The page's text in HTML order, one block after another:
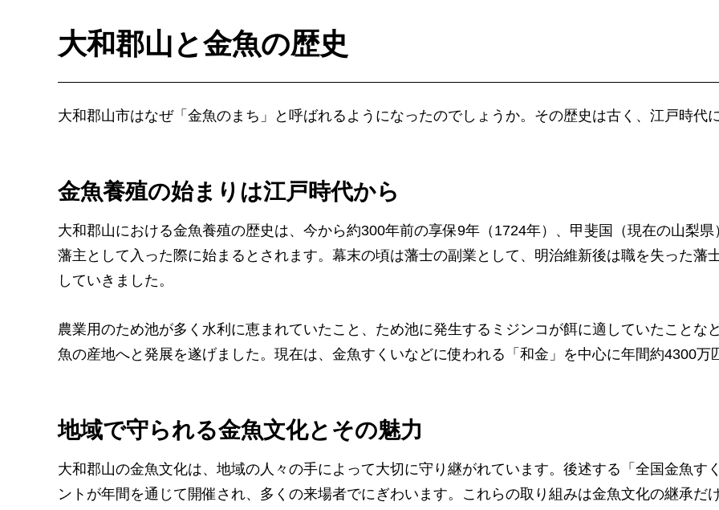
大和郡山と金魚の歴史
大和郡山市はなぜ「金魚のまち」と呼ばれるようになったのでしょうか。その歴史は古く、江戸時代
金魚養殖の始まりは江戸時代から
大和郡山における金魚養殖の歴史は、今から約300年前の享保9年（1724年）、甲斐国（現在の山梨
藩主として入った際に始まるとされます。幕末の頃は藩士の副業として、明治維新後は職を失った藩
していきました。
農業用のため池が多く水利に恵まれていたこと、ため池に発生するミジンコが餌に適していたことな
魚の産地へと発展を遂げました。現在は、金魚すくいなどに使われる「和金」を中心に年間約4300万
地域で守られる金魚文化とその魅力
大和郡山の金魚文化は、地域の人々の手によって大切に守り継がれています。後述する「全国金魚す
ントが年間を通じて開催され、多くの来場者でにぎわいます。これらの取り組みは金魚文化の継承だ